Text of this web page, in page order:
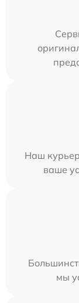
Наш
ваше
мы